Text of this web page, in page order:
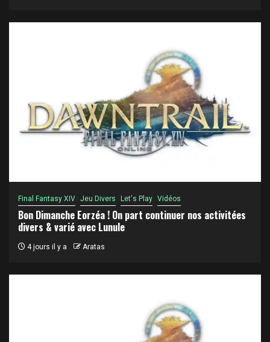
Final Fantasy XIV Jeu Divers Let's Play Vidéos
Bon Dimanche Eorzéa ! On part continuer nos activitées
divers & varié avec Lunule
4 jours il y a Aratas